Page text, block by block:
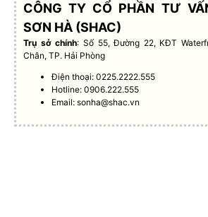
CÔNG TY CỔ PHẦN TƯ
SƠN HÀ (SHAC)
Trụ sở chính: Số 55, Đường 22, KĐT
Chân, TP. Hải Phòng
Điện thoại: 0225.2222.555
Hotline: 0906.222.555
Email:sonha@shac.vn